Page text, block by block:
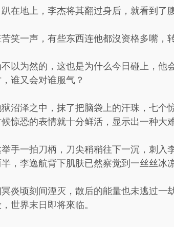
在地上，李杰将其翻过身后，就看到了
笑一声，有些东西连他都沒资格多嘴，
以为然的，这也是为什么今日碰上，
谁又会对谁服气？
沼泽之中，抹了把脑袋上的汗珠，七
惊恐的表情就十分鲜活，显示出一种大
手一拍刀柄，刀尖稍稍往下一沉，刺
，李逸航背下肌肤已然察觉到一丝丝冰凉
炎顷刻间湮灭，散后的能量也未逃过
世界末日即将來临。